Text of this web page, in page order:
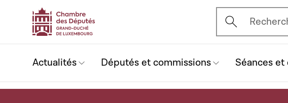
Ouvrir l'écran
Actualités Députés et commissions Séances